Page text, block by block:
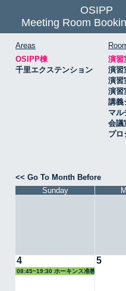
OSIPP
Meeting Room
Areas
OSIPP棟
千里エクステンション
演習
演習
演習
演習
講義
マル
会議
プロ
<< Go To Month Before
Sunday
4
08:45~19:30 ホーキンス准教
5